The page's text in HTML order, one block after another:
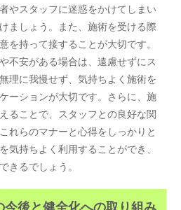
やスタッフに迷惑をかけてしまい
ましょう。また、施術を受ける際
を持って接することが大切です。
不安がある場合は、遠慮せずにス
理に我慢せず、気持ちよく施術を
ーションが大切です。さらに、施
ることで、スタッフとの良好な関
れらのマナーと心得をしっかりと
気持ちよく利用することができ、
きるでしょう。
後と健全化への取り組み